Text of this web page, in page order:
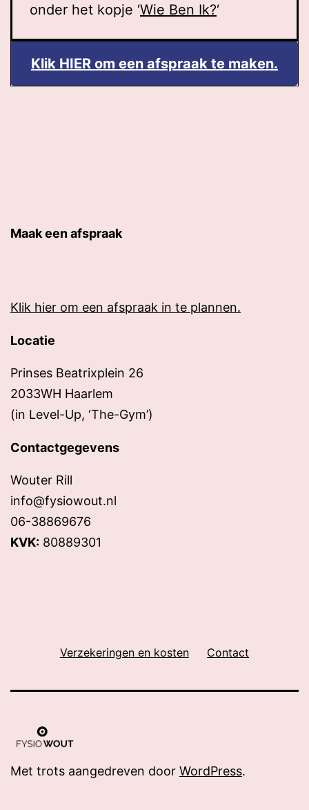
onder het kopje ‘Wie Ben Ik?‘
Klik HIER om een afspraak te maken.
Maak een afspraak
Klik hier om een afspraak in te plannen.
Locatie
Prinses Beatrixplein 26
2033WH Haarlem
(in Level-Up, ‘The-Gym’)
Contactgegevens
Wouter Rill
info@fysiowout.nl
06-38869676
KVK: 80889301
Verzekeringen en kosten Contact
Met trots aangedreven door WordPress.